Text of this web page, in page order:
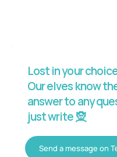
Lost in your
Our elves know
answer to any
just write 🧝
Send a message on